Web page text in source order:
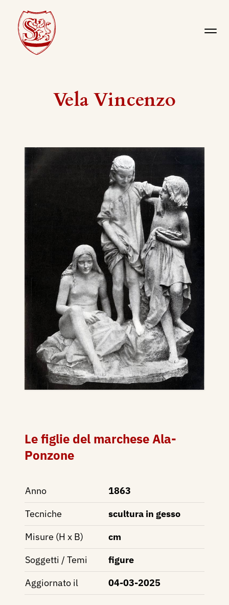
Vela Vincenzo
Le figlie del marchese Ala-
Ponzone
Anno
1863
Tecniche
scultura in gesso
Misure (H x B)
cm
Soggetti / Temi
figure
Aggiornato il
04-03-2025